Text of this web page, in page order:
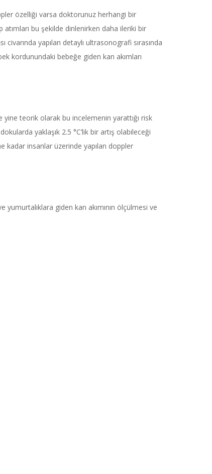
özelliği varsa doktorunuz herhangi bir
bu şekilde dinlenirken daha ileriki bir
yapılan detaylı ultrasonografi sırasında
kordunundaki bebeğe giden kan akımları
yine teorik olarak bu incelemenin yarattığı risk
yaklaşık 2.5 °C’lik bir artış olabileceği
kadar insanlar üzerinde yapılan doppler
yumurtalıklara giden kan akımının ölçülmesi ve